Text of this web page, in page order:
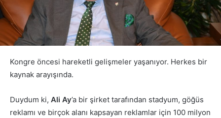
Kongre öncesi hareketli gelişmeler yaşanıyor. Herkes bir
kaynak arayışında.
Duydum ki, Ali Ay’a bir şirket tarafından stadyum, göğüs
reklamı ve birçok alanı kapsayan reklamlar için 100 milyon